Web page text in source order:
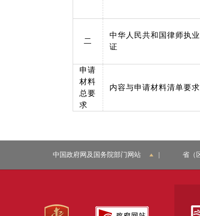
二
中华人民共和国律师执业
证
申请
材料
总要
求
内容与申请材料清单要
中国政府网及国务院部门网站 省（